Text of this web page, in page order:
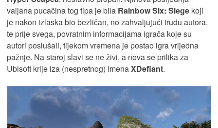
valjana pucačina tog tipa je bila Rainbow Six: Siege koji
je nakon izlaska bio bezličan, no zahvaljujući trudu autora,
te prije svega, povratnim informacijama igrača koje su
autori poslušali, tijekom vremena je postao igra vrijedna
pažnje. Na staroj slavi se ne živi, a nova se prilika za
Ubisoft krije iza (nespretnog) imenaXDefiant.